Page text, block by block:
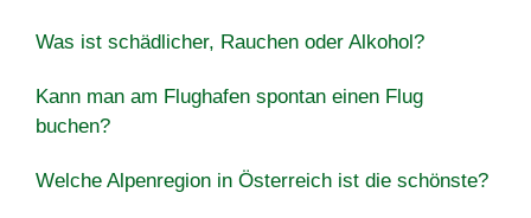
Was ist schädlicher, Rauchen oder Alkohol?
Kann man am Flughafen spontan einen Flug
buchen?
Welche Alpenregion in Österreich ist die schönste?